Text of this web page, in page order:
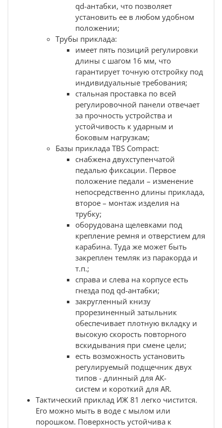
комплектом приклада на ИЖ.
Вес, г - 586;
Габариты (ДхШхВ, см):
34.2х4.6х15.5 ;
26.7х4.6х15.5;
Материал - армированный стекловолокном
База TBS Compact;
Труба приклада.
qd-антабки, что позволяет
установить ее в любом удобном
положении;
Трубы приклада:
имеет пять позиций регулировки
длины с шагом 16 мм, что
гарантирует точную отстройку под
индивидуальные требования;
стальная проставка по всей
регулировочной панели отвечает
за прочность устройства и
устойчивость к ударным и
боковым нагрузкам;
Базы приклада TBS Compact:
снабжена двухступенчатой
педалью фиксации. Первое
положение педали – изменение
непосредственно длины приклада,
второе – монтаж изделия на
трубку;
оборудована щелевками под
крепление ремня и отверстием для
карабина. Туда же может быть
закреплен темляк из паракорда и
т.п.;
справа и слева на корпусе есть
гнезда под qd-антабки;
закругленный книзу
прорезиненный затыльник
обеспечивает плотную вкладку и
высокую скорость повторного
вскидывания при смене цели;
есть возможность установить
регулируемый подщечник двух
типов - длинный для АК-
систем и короткий для AR.
Тактический приклад ИЖ 81 легко чистится.
Его можно мыть в воде с мылом или
порошком. Поверхность устойчива к